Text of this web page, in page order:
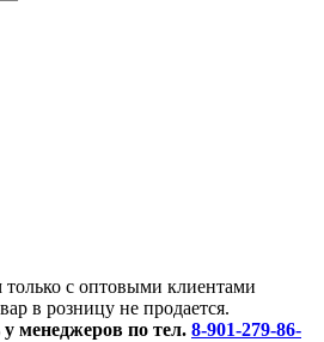
с оптовыми клиентами
в розницу не продается.
менеджеров по тел. 8-901-279-86-